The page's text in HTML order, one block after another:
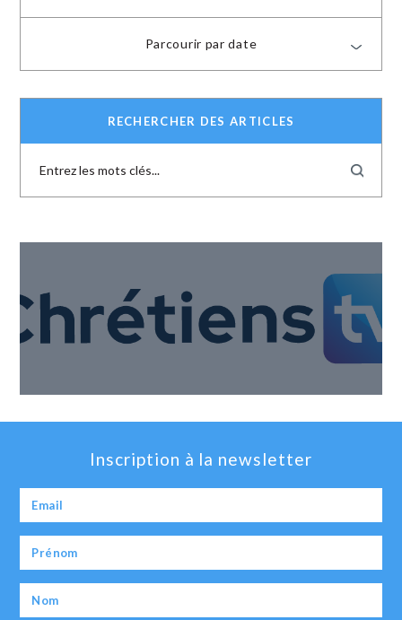
Parcourir par date
RECHERCHER DES ARTICLES
Inscription à la newsletter